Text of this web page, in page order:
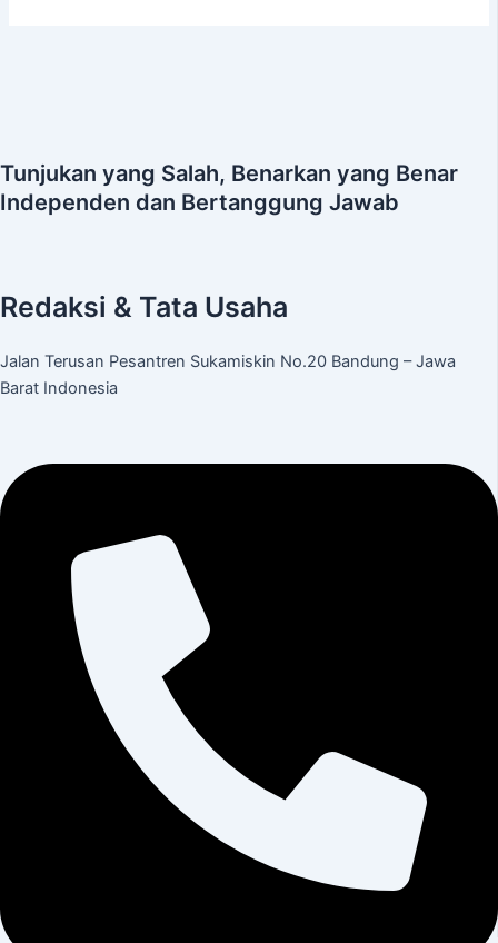
Tunjukan yang Salah, Benarkan yang Benar
Independen dan Bertanggung Jawab
Redaksi & Tata Usaha
Jalan Terusan Pesantren Sukamiskin No.20 Bandung – Jawa
Barat Indonesia